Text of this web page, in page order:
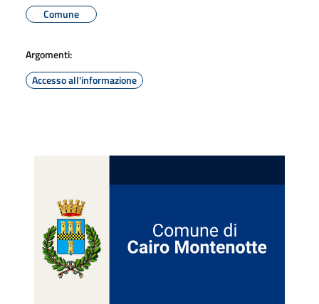
Comune
Argomenti:
Accesso all'informazione